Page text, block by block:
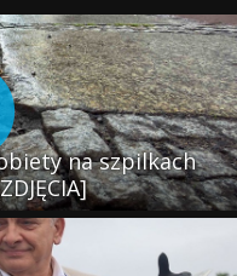
na szpilkach